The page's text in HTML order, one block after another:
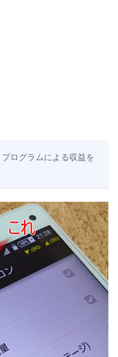
ログラムによる収益を